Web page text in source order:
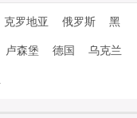
克罗地亚 俄罗斯 黑
卢森堡 德国 乌克兰